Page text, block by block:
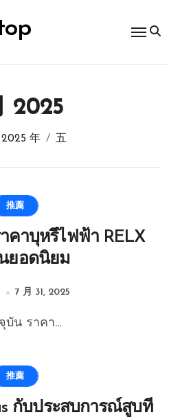
2025
2025 年 五
推薦
คาบุหรี่ไฟฟ้า RELX
ยอดนิยม
7 月 31, 2025
บัน ราคา...
推薦
กับประสบการณ์สูบที่